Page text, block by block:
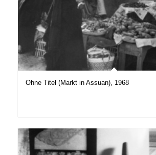
Ohne Titel (Markt in Assuan), 1968